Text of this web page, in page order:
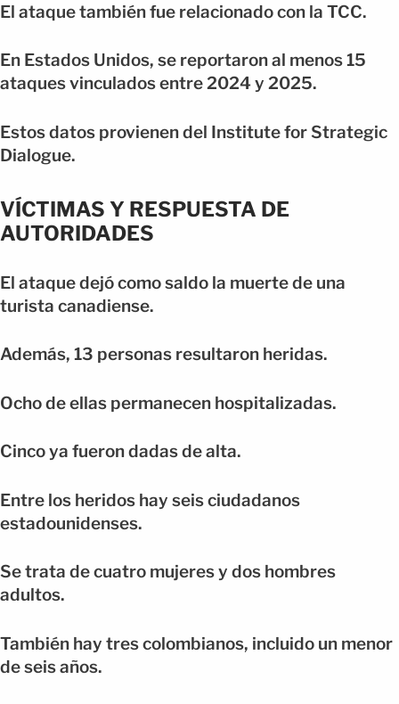
El ataque también fue relacionado con la TCC.
En Estados Unidos, se reportaron al menos 15
ataques vinculados entre 2024 y 2025.
Estos datos provienen del Institute for Strategic
Dialogue.
VÍCTIMAS Y RESPUESTA DE
AUTORIDADES
El ataque dejó como saldo la muerte de una
turista canadiense.
Además, 13 personas resultaron heridas.
Ocho de ellas permanecen hospitalizadas.
Cinco ya fueron dadas de alta.
Entre los heridos hay seis ciudadanos
estadounidenses.
Se trata de cuatro mujeres y dos hombres
adultos.
También hay tres colombianos, incluido un menor
de seis años.